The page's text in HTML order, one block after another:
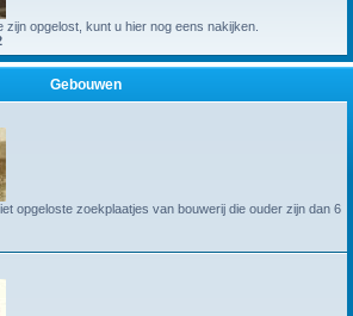
zijn opgelost, kunt u hier nog eens nakijken.
Gebouwen
opgeloste zoekplaatjes van bouwerij die ouder zijn dan 6